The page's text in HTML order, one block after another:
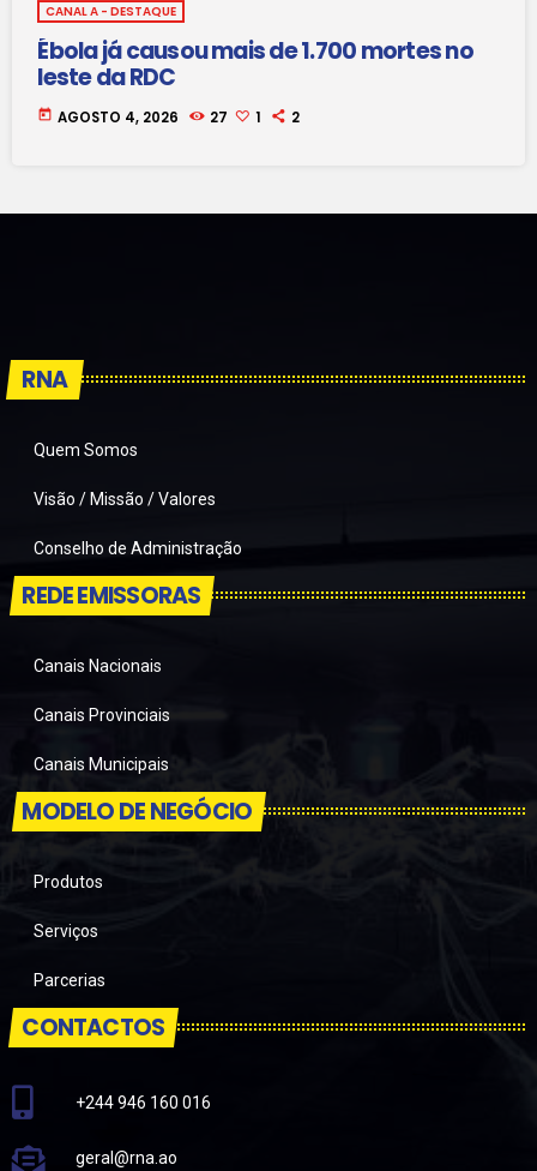
CANAL A - DESTAQUE
Ébola já causou mais de 1.700 mortes no
leste da RDC
today AGOSTO 4, 2026 27 1 2
RNA
Quem Somos
Visão / Missão / Valores
Conselho de Administração
REDE EMISSORAS
Canais Nacionais
Canais Provinciais
Canais Municipais
MODELO DE NEGÓCIO
Produtos
Serviços
Parcerias
CONTACTOS
+244 946 160 016
geral@rna.ao